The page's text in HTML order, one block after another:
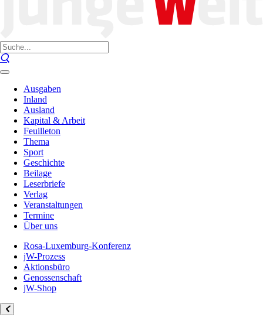
Ausgaben
Inland
Ausland
Kapital & Arbeit
Feuilleton
Thema
Sport
Geschichte
Beilage
Leserbriefe
Verlag
Veranstaltungen
Termine
Über uns
Rosa-Luxemburg-Konferenz
jW-Prozess
Aktionsbüro
Genossenschaft
jW-Shop